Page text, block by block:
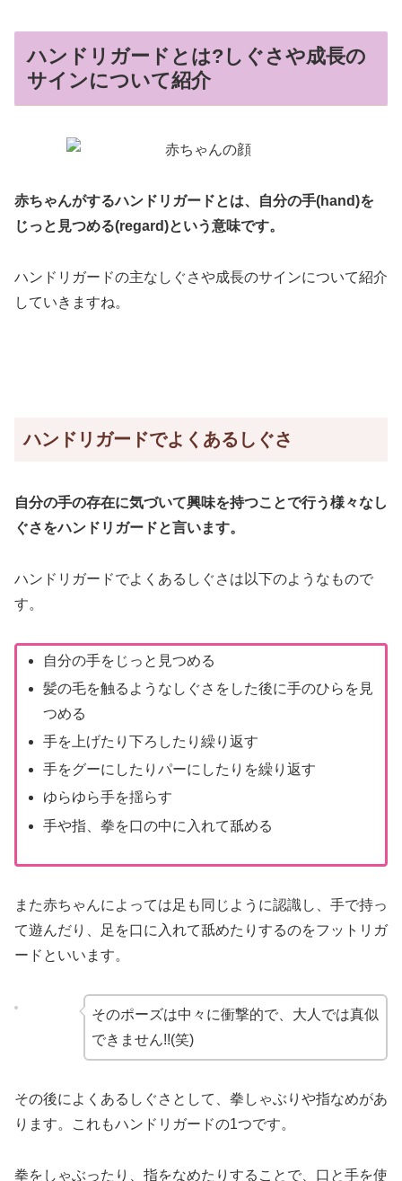
ハンドリガードとは?しぐさや成長の
サインについて紹介
赤ちゃんがするハンドリガードとは、自分の手(hand)を
じっと見つめる(regard)という意味です。
ハンドリガードの主なしぐさや成長のサインについて紹介
していきますね。
ハンドリガードでよくあるしぐさ
自分の手の存在に気づいて興味を持つことで行う様々なし
ぐさをハンドリガードと言います。
ハンドリガードでよくあるしぐさは以下のようなもので
す。
自分の手をじっと見つめる
髪の毛を触るようなしぐさをした後に手のひらを見
つめる
手を上げたり下ろしたり繰り返す
手をグーにしたりパーにしたりを繰り返す
ゆらゆら手を揺らす
手や指、拳を口の中に入れて舐める
また赤ちゃんによっては足も同じように認識し、手で持っ
て遊んだり、足を口に入れて舐めたりするのをフットリガ
ードといいます。
そのポーズは中々に衝撃的で、大人では真似
できません!!(笑)
その後によくあるしぐさとして、拳しゃぶりや指なめがあ
ります。これもハンドリガードの1つです。
拳をしゃぶったり、指をなめたりすることで、口と手を使